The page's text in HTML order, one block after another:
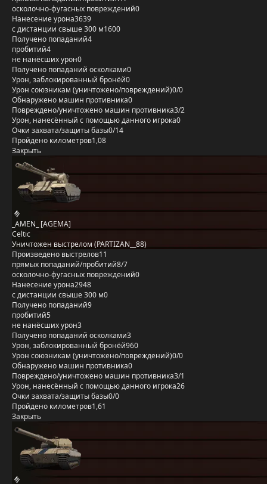
осколочно-фугасных повреждений0
Нанесение урона3639
с дистанции свыше 300 м1600
Получено попаданий4
пробитий4
не нанёсших урон0
Получено попаданий осколками0
Урон, заблокированный бронёй0
Урон союзникам (уничтожено/повреждений)0/0
Обнаружено машин противника0
Повреждено/уничтожено машин противника3/2
Урон, нанесённый с помощью данного игрока0
Очки захвата/защиты базы0/14
Пройдено километров1,08
Закрыть
_AMEN_ [AGEMA]
Celtic
Уничтожен выстрелом (PARTIZAN__88)
Произведено выстрелов11
прямых попаданий/пробитий8/7
осколочно-фугасных повреждений0
Нанесение урона2948
с дистанции свыше 300 м0
Получено попаданий9
пробитий5
не нанёсших урон3
Получено попаданий осколками3
Урон, заблокированный бронёй960
Урон союзникам (уничтожено/повреждений)0/0
Обнаружено машин противника0
Повреждено/уничтожено машин противника3/1
Урон, нанесённый с помощью данного игрока26
Очки захвата/защиты базы0/0
Пройдено километров1,61
Закрыть